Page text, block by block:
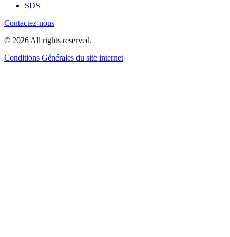
SDS
Contactez-nous
© 2026 All rights reserved.
Conditions Générales du site internet